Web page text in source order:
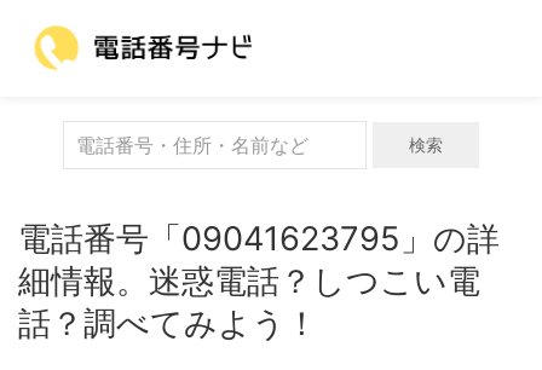
検索
電話番号「09041623795」の詳
細情報。迷惑電話？しつこい電
話？調べてみよう！